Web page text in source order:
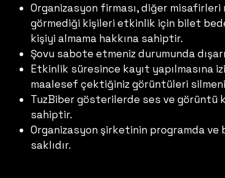
Organizasyon firması, diğer
görmediği kişileri etkinlik için bilet
kişiyi almama hakkına sahiptir.
Şovu sabote etmeniz durumunda
Etkinlik süresince kayıt yapılmasına
maalesef çektiğiniz görüntüleri
TuzBiber gösterilerde ses ve görüntü
sahiptir.
Organizasyon şirketinin programda
saklıdır.